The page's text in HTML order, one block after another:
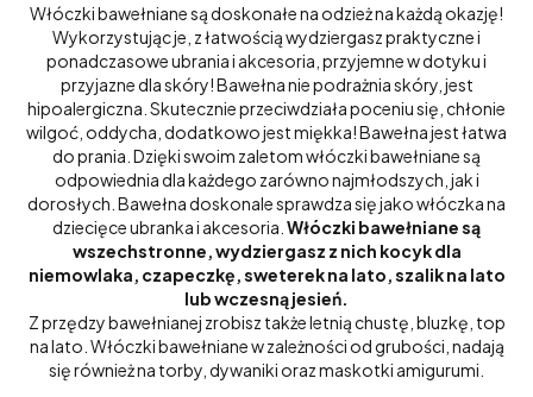
Włóczki bawełniane są doskonałe na odzież na każdą okazję!
Wykorzystując je, z łatwością wydziergasz praktyczne i
ponadczasowe ubrania i akcesoria, przyjemne w dotyku i
przyjazne dla skóry! Bawełna nie podrażnia skóry, jest
hipoalergiczna. Skutecznie przeciwdziała poceniu się, chłonie
wilgoć, oddycha, dodatkowo jest miękka! Bawełna jest łatwa
do prania. Dzięki swoim zaletom włóczki bawełniane są
odpowiednia dla każdego zarówno najmłodszych, jak i
dorosłych. Bawełna doskonale sprawdza się jako włóczka na
dziecięce ubranka i akcesoria. Włóczki bawełniane są
wszechstronne, wydziergasz z nich kocyk dla
niemowlaka, czapeczkę, sweterek na lato, szalik na lato
lub wczesną jesień.
Z przędzy bawełnianej zrobisz także letnią chustę, bluzkę, top
na lato. Włóczki bawełniane w zależności od grubości, nadają
się również na torby, dywaniki oraz maskotki amigurumi.